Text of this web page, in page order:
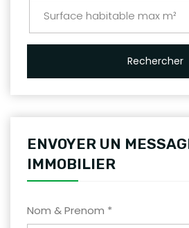
Rechercher
ENVOYER UN
IMMOBILIER
Nom & Prenom *